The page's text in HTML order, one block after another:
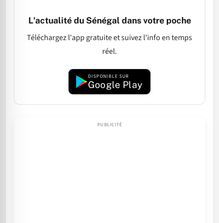
L'actualité du Sénégal dans votre poche
Téléchargez l'app gratuite et suivez l'info en temps
réel.
DISPONIBLE SUR
Google Play